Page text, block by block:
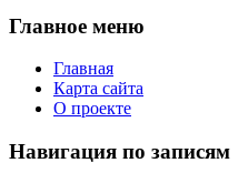
Главное меню
Главная
Карта сайта
О проекте
Навигация по записям